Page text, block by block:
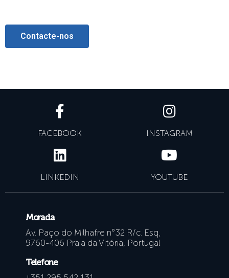
Contacte-nos
FACEBOOK INSTAGRAM
LINKEDIN YOUTUBE
Morada
Av. Paço do Milhafre n°32 R/c. Esq,
9760-406 Praia da Vitória, Portugal
Telefone